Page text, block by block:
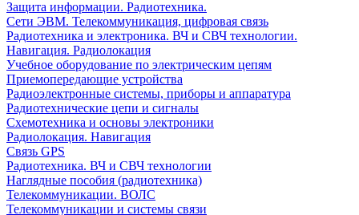
Защита информации. Радиотехника.
Сети ЭВМ. Телекоммуникация, цифровая связь
Радиотехника и электроника. ВЧ и СВЧ технологии.
Навигация. Радиолокация
Учебное оборудование по электрическим цепям
Приемопередающие устройства
Радиоэлектронные системы, приборы и аппаратура
Радиотехнические цепи и сигналы
Схемотехника и основы электроники
Радиолокация. Навигация
Связь GPS
Радиотехника. ВЧ и СВЧ технологии
Наглядные пособия (радиотехника)
Телекоммуникации. ВОЛС
Телекоммуникации и системы связи